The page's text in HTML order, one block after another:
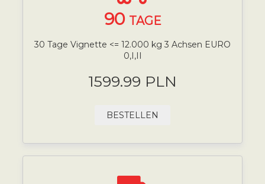
90 TAGE
30 Tage Vignette <= 12.000 kg 3 Achsen EURO
0,I,II
1599.99 PLN
BESTELLEN